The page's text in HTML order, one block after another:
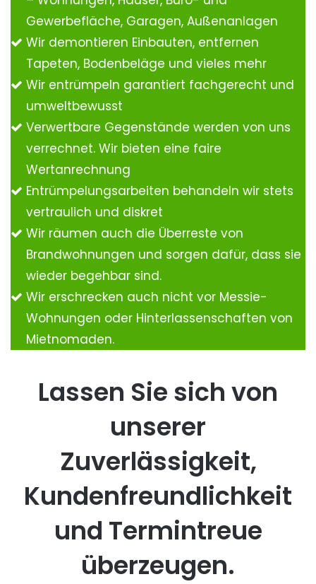
Gewerbefläche, Garagen, Außenanlagen
Wir demontieren Einbauten, entfernen
Tapeten, Bodenbeläge und vieles mehr
Wir entrümpeln garantiert fachgerecht und
umweltbewusst
Verwertbare Gegenstände werden von uns
verrechnet. Wir bieten eine faire
Wertanrechnung
Entrümpelungsarbeiten behandeln wir stets
vertraulich und diskret
Wir räumen auch die Überreste von
Brandwohnungen und sorgen dafür, dass sie
wieder begehbar sind.
Wir erschrecken auch nicht vor Messie-
Wohnungen oder Hinterlassenschaften von
Mietnomaden.
Lassen Sie sich von
unserer
Zuverlässigkeit,
Kundenfreundlichkeit
und Termintreue
überzeugen.